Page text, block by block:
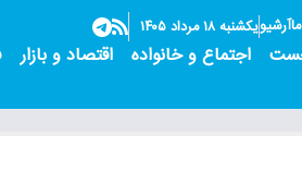
آرشیویکشنبه ۱۸ مرداد ۱۴۰۵
اجتماع و خانواده اقتصاد و بازار